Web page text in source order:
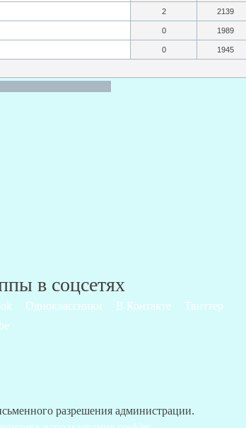
2 2139
0 1989
0 1945
в соцсетях
Одноклассники В Контакте
Твиттер
разрешения администрации.